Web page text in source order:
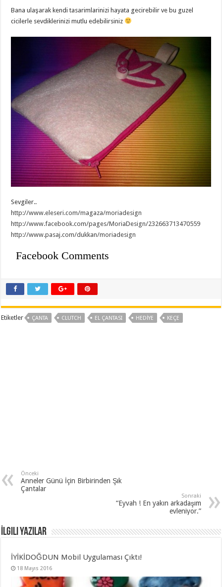
Bana ulaşarak kendi tasarimlarinizi hayata gecirebilir ve bu guzel
cicilerle sevdiklerinizi mutlu edebilirsiniz
Sevgiler..
http://www.eleseri.com/magaza/moriadesign
http://www.facebook.com/pages/MoriaDesign/232663713470559
http://www.pasaj.com/dukkan/moriadesign
Facebook Comments
Etiketler ÇANTA CLUTCH EL ÇANTASI HEDIYE KEÇE
Önceki
Anneler Günü İçin Birbirinden Şık
Çantalar
Sonraki
“Eyvah ! En yakın arkadaşım
evleniyor.”
İlgili Yazılar
İYİKİDOĞDUN Mobil Uygulaması Çıktı!
18 Mayıs 2016